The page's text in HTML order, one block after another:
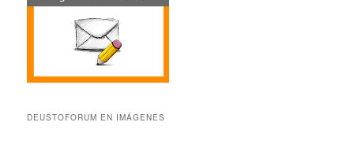
DEUSTOFORUM EN IMÁGENES